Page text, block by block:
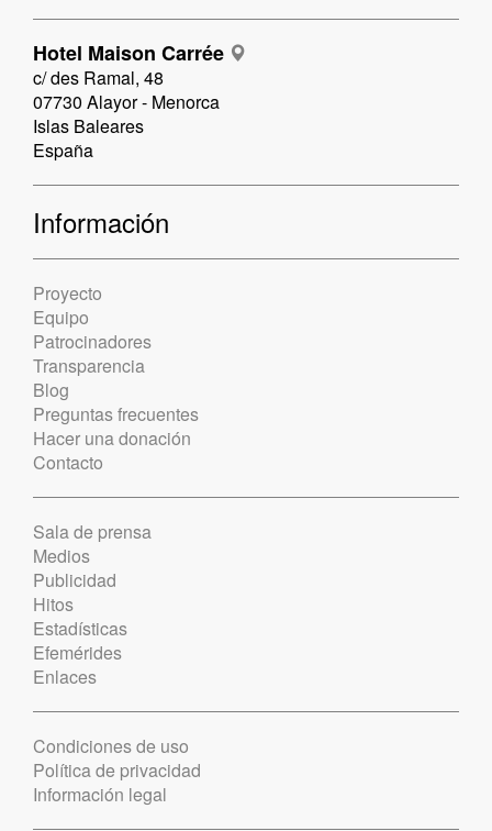
Hotel Maison Carrée
c/ des Ramal, 48
07730 Alayor - Menorca
Islas Baleares
España
Información
Proyecto
Equipo
Patrocinadores
Transparencia
Blog
Preguntas frecuentes
Hacer una donación
Contacto
Sala de prensa
Medios
Publicidad
Hitos
Estadísticas
Efemérides
Enlaces
Condiciones de uso
Política de privacidad
Información legal